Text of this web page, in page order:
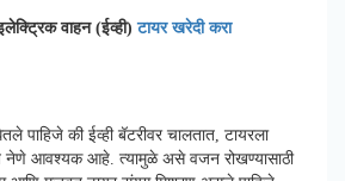
वाहन (ईव्ही)टायर खरेदी करा
पाहिजे की ईव्ही बॅटरीवर चालतात, टायरला
नेणे आवश्यक आहे. त्यामुळे असे वजन रोखण्यासाठी